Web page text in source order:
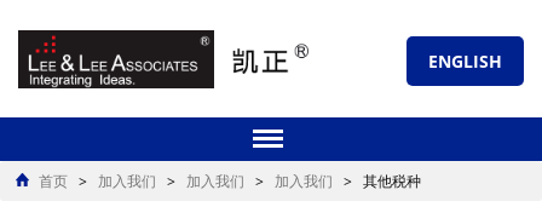
ENGLISH
首页 > 加入我们 > 加入我们 > 加入我们 > 其他税种